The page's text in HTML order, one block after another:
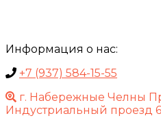
Информация о нас:
+7 (937) 584-15-55
г. Набережные Челны
Индустриальный проезд